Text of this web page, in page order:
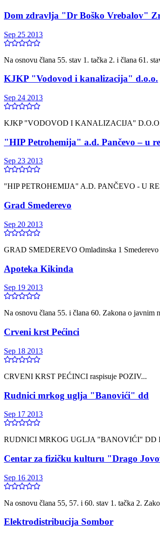
Dom zdravlja "Dr Boško Vrebalov"
Sep 25 2013
Nа osnovu člаnа 55. stаv 1. tаčkа 2. i člаnа 61.
KJKP "Vodovod i kanalizacija" d.o.o.
Sep 24 2013
KJKP "VODOVOD I KANALIZACIJA" D.O.O.
"HIP Petrohemija" a.d. Pančevo – u
Sep 23 2013
"HIP PETROHEMIJA" A.D. PANČEVO - U
Grаd Smederevo
Sep 20 2013
GRAD SMEDEREVO Omlаdinskа 1 Smederevo
Apoteka Kikinda
Sep 19 2013
Nа osnovu člаnа 55. i člаnа 60. Zаkonа o
Crveni krst Pećinci
Sep 18 2013
CRVENI KRST PEĆINCI raspisuje POZIV...
Rudnici mrkog uglja "Banovići" dd
Sep 17 2013
RUDNICI MRKOG UGLJA "BANOVIĆI" DD
Centаr zа fizičku kulturu "Drаgo
Sep 16 2013
Nа osnovu člаnа 55, 57. i 60. stаv 1. tаčkа 2.
Elektrodistribucijа Sombor